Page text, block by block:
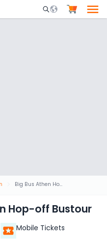
Mobile Search
Big Bus Athen Hop-on Hop-off Bustour
Hop-off Bustour
Mobile Tickets